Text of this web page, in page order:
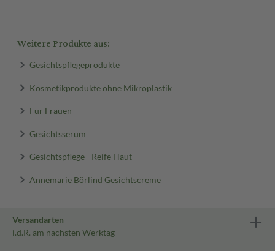
Weitere Produkte aus:
Gesichtspflegeprodukte
Kosmetikprodukte ohne Mikroplastik
Für Frauen
Gesichtsserum
Gesichtspflege - Reife Haut
Annemarie Börlind Gesichtscreme
Versandarten
i.d.R. am nächsten Werktag